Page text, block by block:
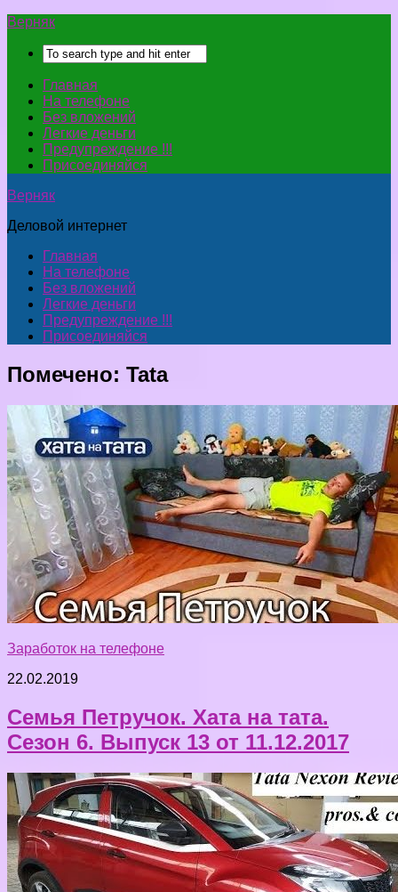
Верняк
Главная
На телефоне
Без вложений
Легкие деньги
Предупреждение !!!
Присоединяйся
Верняк
Деловой интернет
Главная
На телефоне
Без вложений
Легкие деньги
Предупреждение !!!
Присоединяйся
Помечено: Tata
Заработок на телефоне
22.02.2019
Семья Петручок. Хата на тата.
Сезон 6. Выпуск 13 от 11.12.2017